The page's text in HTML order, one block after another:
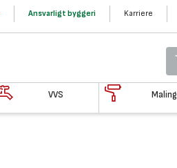
Ansvarligt byggeri Karriere
VVS Maling